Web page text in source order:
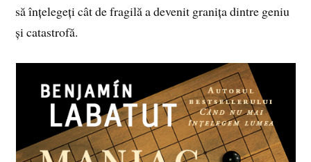
să înțelegeți cât de fragilă a devenit granița dintre geniu
și catastrofă.